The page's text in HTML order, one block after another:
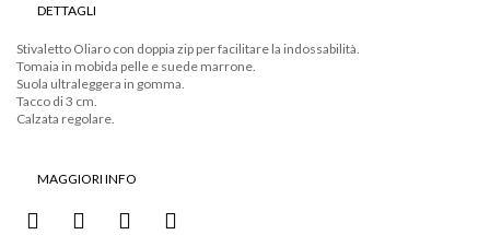
DETTAGLI
Stivaletto Oliaro con doppia zip per facilitare la indossabilità.
Tomaia in mobida pelle e suede marrone.
Suola ultraleggera in gomma.
Tacco di 3 cm.
Calzata regolare.
MAGGIORI INFO